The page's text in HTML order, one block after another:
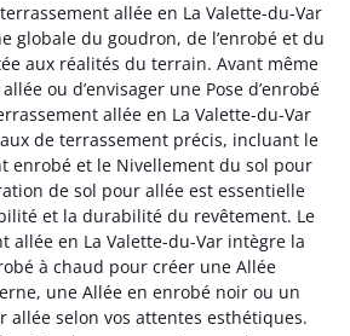
allée en La Valette-du-Var
globale du goudron, de l’enrobé et du
aux réalités du terrain. Avant même
ou d’envisager une Pose d’enrobé
allée en La Valette-du-Var
de terrassement précis, incluant le
enrobé et le Nivellement du sol pour
de sol pour allée est essentielle
et la durabilité du revêtement. Le
allée en La Valette-du-Var intègre la
à chaud pour créer une Allée
une Allée en enrobé noir ou un
allée selon vos attentes esthétiques.